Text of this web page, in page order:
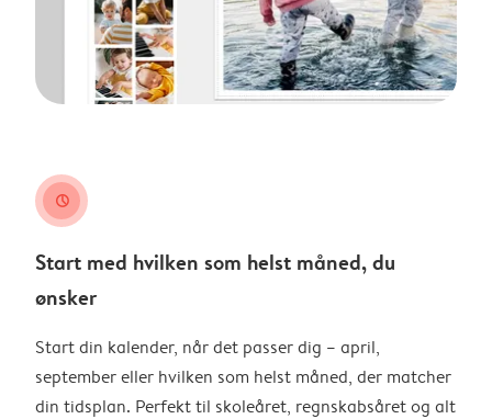
clock
Start med hvilken som helst måned, du
ønsker
Start din kalender, når det passer dig – april,
september eller hvilken som helst måned, der matcher
din tidsplan. Perfekt til skoleåret, regnskabsåret og alt